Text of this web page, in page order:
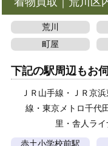
荒川
町屋
下記の駅周辺もお
ＪＲ山手線・ＪＲ京
線・東京メトロ千代
里・舎人ラ
赤土小学校前駅